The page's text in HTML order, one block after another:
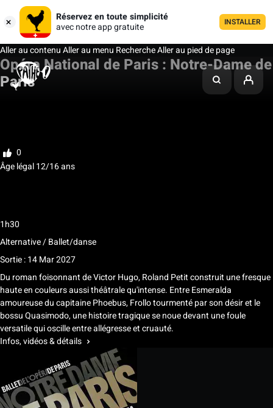
Réservez en toute simplicité
avec notre app gratuite
INSTALLER
Aller au contenuAller au menu RechercheAller au pied de page
Opéra National de Paris : Notre-Dame de
Paris
0
Âge légal 12/16 ans
1h30
Alternative / Ballet/danse
Sortie : 14 Mar 2027
Du roman foisonnant de Victor Hugo, Roland Petit construit une fresque
haute en couleurs aussi théâtrale qu'intense. Entre Esmeralda
amoureuse du capitaine Phoebus, Frollo tourmenté par son désir et le
bossu Quasimodo, une histoire tragique se noue devant une foule
versatile qui oscille entre allégresse et cruauté.
Infos, vidéos & détails